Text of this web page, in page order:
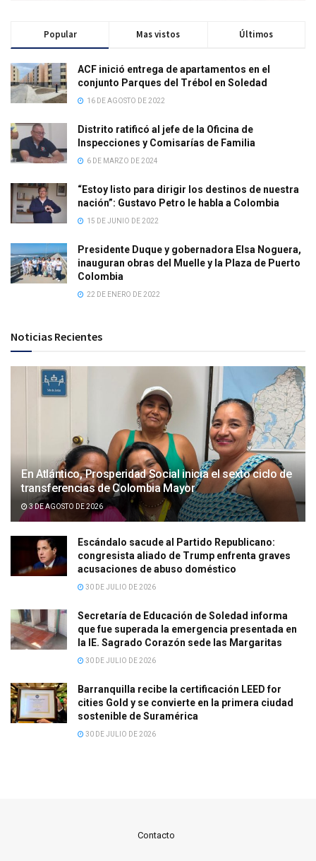
Popular Mas vistos Últimos
ACF inició entrega de apartamentos en el
conjunto Parques del Trébol en Soledad
16 DE AGOSTO DE 2022
Distrito ratificó al jefe de la Oficina de
Inspecciones y Comisarías de Familia
6 DE MARZO DE 2024
“Estoy listo para dirigir los destinos de nuestra
nación”: Gustavo Petro le habla a Colombia
15 DE JUNIO DE 2022
Presidente Duque y gobernadora Elsa Noguera,
inauguran obras del Muelle y la Plaza de Puerto
Colombia
22 DE ENERO DE 2022
Noticias Recientes
En Atlántico, Prosperidad Social inicia el sexto ciclo de
transferencias de Colombia Mayor
3 DE AGOSTO DE 2026
Escándalo sacude al Partido Republicano:
congresista aliado de Trump enfrenta graves
acusaciones de abuso doméstico
30 DE JULIO DE 2026
Secretaría de Educación de Soledad informa
que fue superada la emergencia presentada en
la IE. Sagrado Corazón sede las Margaritas
30 DE JULIO DE 2026
Barranquilla recibe la certificación LEED for
cities Gold y se convierte en la primera ciudad
sostenible de Suramérica
30 DE JULIO DE 2026
Contacto